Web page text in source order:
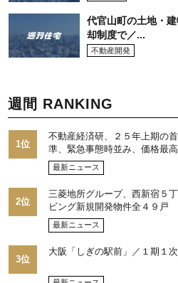
代官山町の土地・
却制度で／...
不動産開発
週間 RANKING
1位
不動産経済研、２５年上期の
準、緊急事態時並み、価格最
最新ニュース
2位
三菱地所グループ、西新宿５
ビング新規開発物件全４９戸
最新ニュース
3位
大阪「しぎの駅前」／１期１